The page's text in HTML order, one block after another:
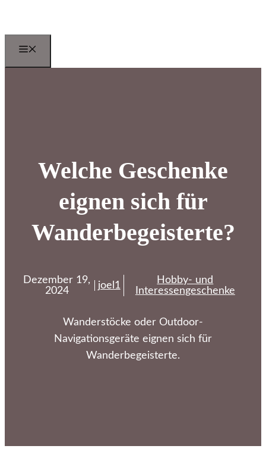
springen
Welche Geschenke
eignen sich für
Wanderbegeisterte?
Dezember 19,
2024
joel1
Hobby- und
Interessengeschenke
Wanderstöcke oder Outdoor-
Navigationsgeräte eignen sich für
Wanderbegeisterte.